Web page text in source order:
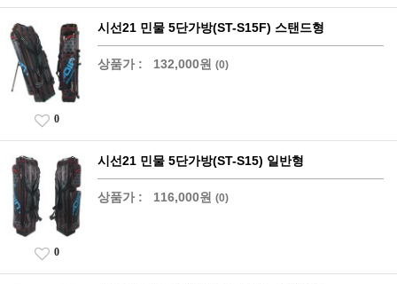
시선21 민물 5단가방(ST-S15F) 스탠드형
상품가 : 132,000원 (0)
0
시선21 민물 5단가방(ST-S15) 일반형
상품가 : 116,000원 (0)
0